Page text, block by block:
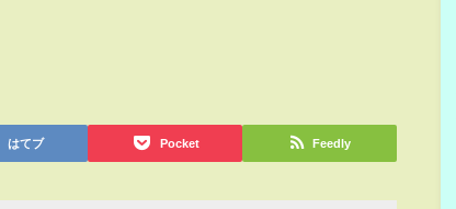
はてブ Pocket Feedly